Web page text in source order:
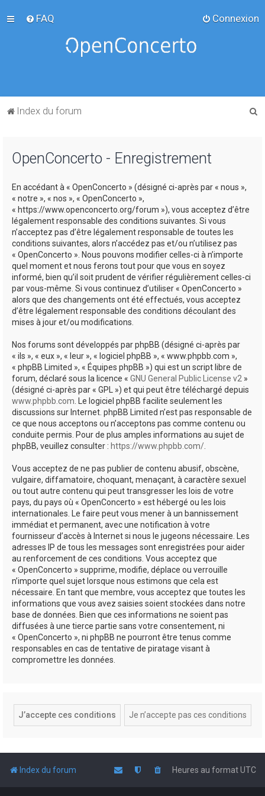
FAQ Connexion
Index du forum
OpenConcerto - Enregistrement
En accédant à « OpenConcerto » (désigné ci-après par « nous »,
« notre », « nos », « OpenConcerto »,
« https://www.openconcerto.org/forum »), vous acceptez d’être
légalement responsable des conditions suivantes. Si vous
n’acceptez pas d’être légalement responsable de toutes les
conditions suivantes, alors n’accédez pas et/ou n’utilisez pas
« OpenConcerto ». Nous pouvons modifier celles-ci à n’importe
quel moment et nous ferons tout pour que vous en soyez
informé, bien qu’il soit prudent de vérifier régulièrement celles-ci
par vous-même. Si vous continuez d’utiliser « OpenConcerto »
alors que des changements ont été effectués, vous acceptez
d’être légalement responsable des conditions découlant des
mises à jour et/ou modifications.
Nos forums sont développés par phpBB (désigné ci-après par
« ils », « eux », « leur », « logiciel phpBB », « www.phpbb.com »,
« phpBB Limited », « Équipes phpBB ») qui est un script libre de
forum, déclaré sous la licence « GNU General Public License v2 »
(désigné ci-après par « GPL ») et qui peut être téléchargé depuis
www.phpbb.com. Le logiciel phpBB facilite seulement les
discussions sur Internet. phpBB Limited n’est pas responsable de
ce que nous acceptons ou n’acceptons pas comme contenu ou
conduite permis. Pour de plus amples informations au sujet de
phpBB, veuillez consulter : https://www.phpbb.com/.
Vous acceptez de ne pas publier de contenu abusif, obscène,
vulgaire, diffamatoire, choquant, menaçant, à caractère sexuel
ou tout autre contenu qui peut transgresser les lois de votre
pays, du pays où « OpenConcerto » est hébergé ou les lois
internationales. Le faire peut vous mener à un bannissement
immédiat et permanent, avec une notification à votre
fournisseur d’accès à Internet si nous le jugeons nécessaire. Les
adresses IP de tous les messages sont enregistrées pour aider
au renforcement de ces conditions. Vous acceptez que
« OpenConcerto » supprime, modifie, déplace ou verrouille
n’importe quel sujet lorsque nous estimons que cela est
nécessaire. En tant que membre, vous acceptez que toutes les
informations que vous avez saisies soient stockées dans notre
base de données. Bien que ces informations ne soient pas
diffusées à une tierce partie sans votre consentement, ni
« OpenConcerto », ni phpBB ne pourront être tenus comme
responsables en cas de tentative de piratage visant à
compromettre les données.
Index du forum Heures au formatUTC